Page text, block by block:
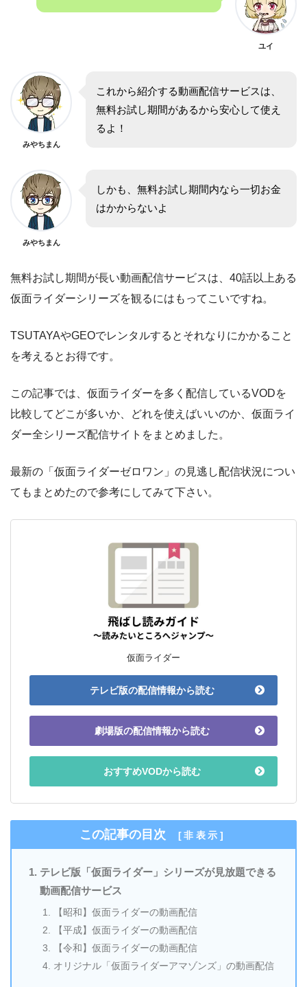
ユイ
みやちまん
これから紹介する動画配信サービスは、
無料お試し期間があるから安心して使え
るよ！
みやちまん
しかも、無料お試し期間内なら一切お金
はかからないよ
無料お試し期間が長い動画配信サービスは、40話以上ある
仮面ライダーシリーズを観るにはもってこいですね。
TSUTAYAやGEOでレンタルするとそれなりにかかること
を考えるとお得です。
この記事では、仮面ライダーを多く配信しているVODを
比較してどこが多いか、どれを使えばいいのか、仮面ライ
ダー全シリーズ配信サイトをまとめました。
最新の「仮面ライダーゼロワン」の見逃し配信状況につい
てもまとめたので参考にしてみて下さい。
仮面ライダー
テレビ版の配信情報から読む
劇場版の配信情報から読む
おすすめVODから読む
この記事の目次 [非表示 ]
テレビ版「仮面ライダー」シリーズが見放題できる
動画配信サービス
【昭和】仮面ライダーの動画配信
【平成】仮面ライダーの動画配信
【令和】仮面ライダーの動画配信
オリジナル「仮面ライダーアマゾンズ」の動画配信